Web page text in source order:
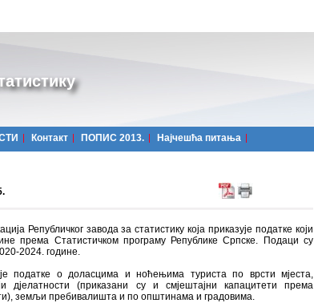
Контакт ПОПИС 2013. Најчешћa питања
Републичког завода за статистику која приказује податке који
према Статистичком програму Републике Српске. Подаци су
2024. године.
податке о доласцима и ноћењима туриста по врсти мјеста,
дјелатности (приказани су и смјештајни капацитети према
земљи пребивалишта и по општинама и градовима.